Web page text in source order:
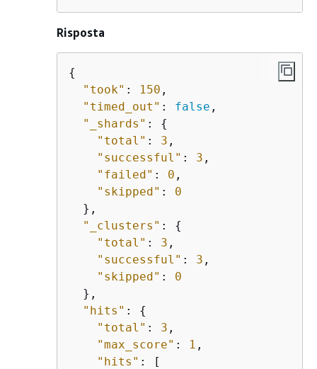
Risposta
{
"took" : 150 ,
"timed_out" : false ,
"_shards" : {
"total" : 3 ,
"successful" : 3 ,
"failed" : 0 ,
"skipped" : 0
  },
"_clusters" : {
"total" : 3 ,
"successful" : 3 ,
"skipped" : 0
  },
"hits" : {
"total" : 3 ,
"max_score" : 1 ,
"hits" : [